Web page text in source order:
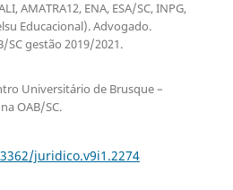
AMATRA12, ENA, ESA/SC, INPG,
Educacional). Advogado.
SC gestão 2019/2021.
Universitário de Brusque –
OAB/SC.
juridico.v9i1.2274